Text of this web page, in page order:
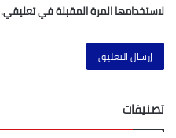
لاستخدامها المرة المقبلة في تعليقي.
تصنيفات